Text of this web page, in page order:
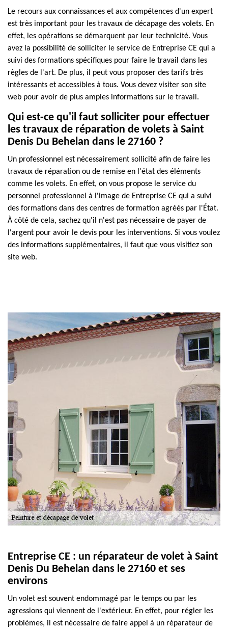
Le recours aux connaissances et aux compétences d'un expert
est très important pour les travaux de décapage des volets. En
effet, les opérations se démarquent par leur technicité. Vous
avez la possibilité de solliciter le service de Entreprise CE qui a
suivi des formations spécifiques pour faire le travail dans les
règles de l'art. De plus, il peut vous proposer des tarifs très
intéressants et accessibles à tous. Vous devez visiter son site
web pour avoir de plus amples informations sur le travail.
Qui est-ce qu'il faut solliciter pour effectuer
les travaux de réparation de volets à Saint
Denis Du Behelan dans le 27160 ?
Un professionnel est nécessairement sollicité afin de faire les
travaux de réparation ou de remise en l'état des éléments
comme les volets. En effet, on vous propose le service du
personnel professionnel à l'image de Entreprise CE qui a suivi
des formations dans des centres de formation agréés par l'État.
À côté de cela, sachez qu'il n'est pas nécessaire de payer de
l'argent pour avoir le devis pour les interventions. Si vous voulez
des informations supplémentaires, il faut que vous visitiez son
site web.
Entreprise CE : un réparateur de volet à Saint
Denis Du Behelan dans le 27160 et ses
environs
Un volet est souvent endommagé par le temps ou par les
agressions qui viennent de l'extérieur. En effet, pour régler les
problèmes, il est nécessaire de faire appel à un réparateur de